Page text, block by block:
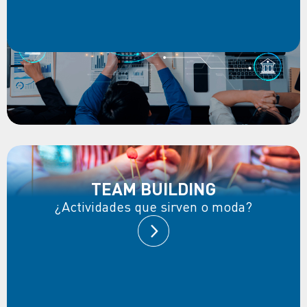
TEAM BUILDING
¿Actividades que sirven o moda?